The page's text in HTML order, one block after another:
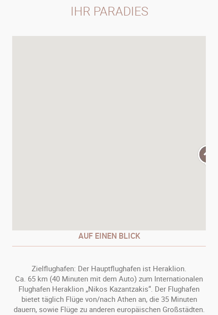
IHR PARADIES
AUF EINEN BLICK
Zielflughafen: Der Hauptflughafen ist Heraklion.
Ca. 65 km (40 Minuten mit dem Auto) zum Internationalen
Flughafen Heraklion „Nikos Kazantzakis“. Der Flughafen
bietet täglich Flüge von/nach Athen an, die 35 Minuten
dauern, sowie Flüge zu anderen europäischen Großstädten.